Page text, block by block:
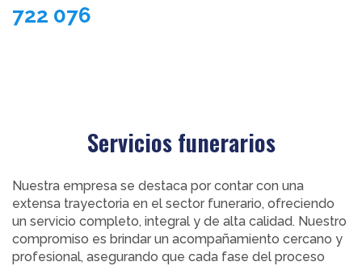
722 076
Servicios funerarios
Nuestra empresa se destaca por contar con una
extensa trayectoria en el sector funerario, ofreciendo
un servicio completo, integral y de alta calidad. Nuestro
compromiso es brindar un acompañamiento cercano y
profesional, asegurando que cada fase del proceso